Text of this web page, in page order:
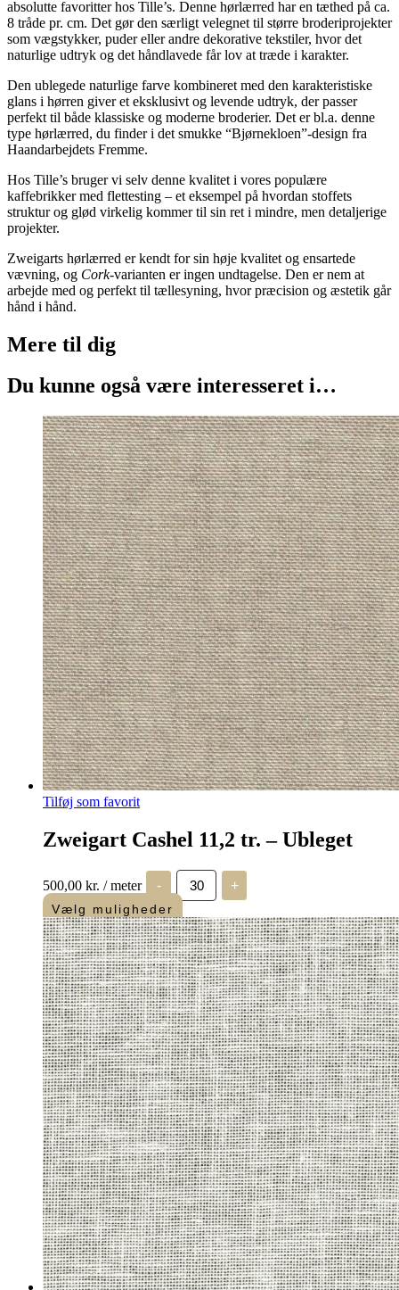
absolutte favoritter hos Tille’s. Denne hørlærred har en tæthed på ca.
8 tråde pr. cm. Det gør den særligt velegnet til større broderiprojekter
som vægstykker, puder eller andre dekorative tekstiler, hvor det
naturlige udtryk og det håndlavede får lov at træde i karakter.
Den ublegede naturlige farve kombineret med den karakteristiske
glans i hørren giver et eksklusivt og levende udtryk, der passer
perfekt til både klassiske og moderne broderier. Det er bl.a. denne
type hørlærred, du finder i det smukke “Bjørnekloen”-design fra
Haandarbejdets Fremme.
Hos Tille’s bruger vi selv denne kvalitet i vores populære
kaffebrikker med flettesting – et eksempel på hvordan stoffets
struktur og glød virkelig kommer til sin ret i mindre, men detaljerige
projekter.
Zweigarts hørlærred er kendt for sin høje kvalitet og ensartede
vævning, og Cork-varianten er ingen undtagelse. Den er nem at
arbejde med og perfekt til tællesyning, hvor præcision og æstetik går
hånd i hånd.
Mere til dig
Du kunne også være interesseret i…
Tilføj som favorit
Zweigart Cashel 11,2 tr. – Ubleget
500,00 kr. / meter -
Zweigart
Cashel
11,2
tr.
-
Ubleget
antal
+
Vælg muligheder